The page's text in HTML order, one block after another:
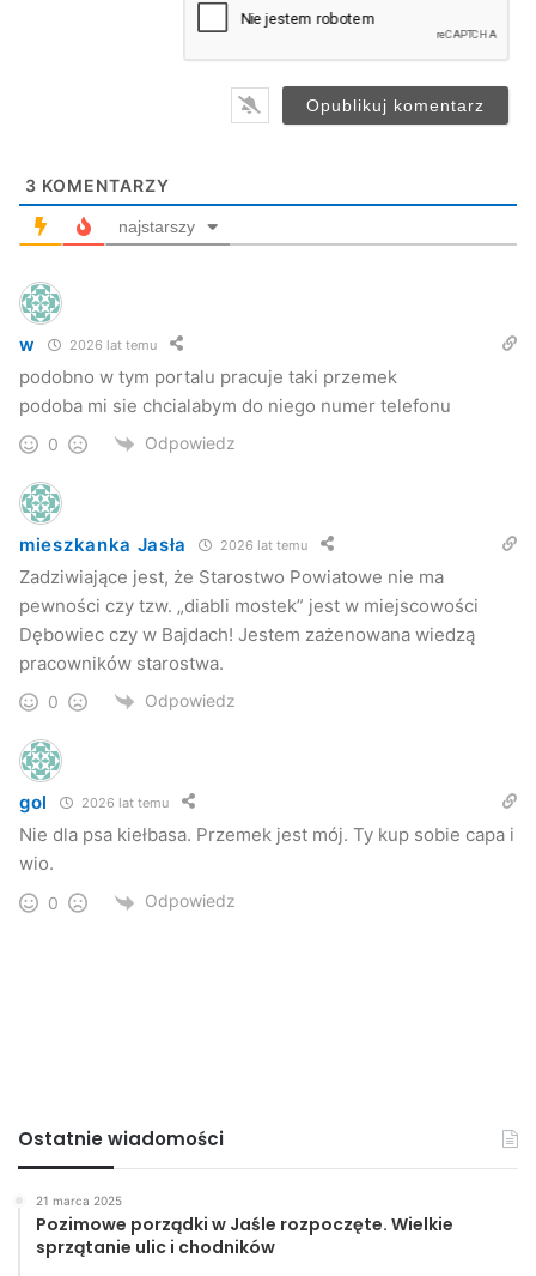
3 KOMENTARZY
najstarszy
w 2026 lat temu
podobno w tym portalu pracuje taki przemek
podoba mi sie chcialabym do niego numer telefonu
0 Odpowiedz
mieszkanka Jasła 2026 lat temu
Zadziwiające jest, że Starostwo Powiatowe nie ma
pewności czy tzw. „diabli mostek” jest w miejscowości
Dębowiec czy w Bajdach! Jestem zażenowana wiedzą
pracowników starostwa.
0 Odpowiedz
gol 2026 lat temu
Nie dla psa kiełbasa. Przemek jest mój. Ty kup sobie capa i
wio.
0 Odpowiedz
Ostatnie wiadomości
21 marca 2025
Pozimowe porządki w Jaśle rozpoczęte. Wielkie
sprzątanie ulic i chodników